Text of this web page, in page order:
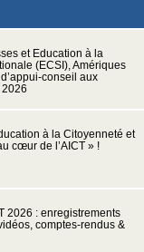
et Education à la
(ECSI), Amériques
conseil aux
2026
à la Citoyenneté et
cœur de l’AICT » !
2026 : enregistrements
comptes-rendus &